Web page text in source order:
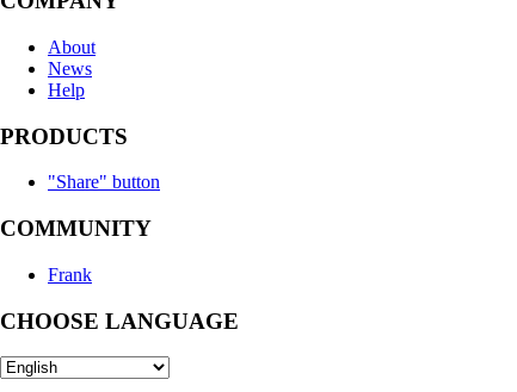
About
News
Help
PRODUCTS
"Share" button
COMMUNITY
Frank
CHOOSE LANGUAGE